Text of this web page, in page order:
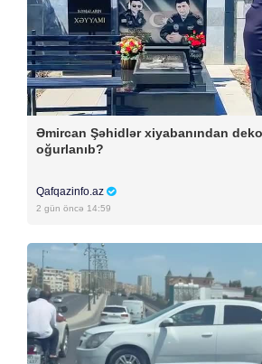
Əmircan Şəhidlər xiyabanından
oğurlanıb?
Qafqazinfo.az
2 gün öncə 14:59